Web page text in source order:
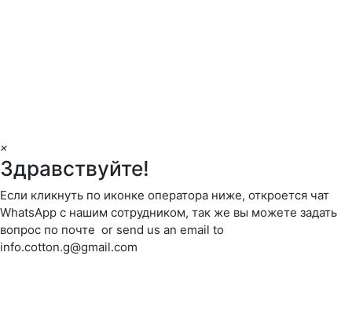
×
Здравствуйте!
Если кликнуть по иконке оператора ниже, откроется чат
WhatsApp с нашим сотрудником, так же вы можете задать
вопрос по почте or send us an email to
info.cotton.g@gmail.com